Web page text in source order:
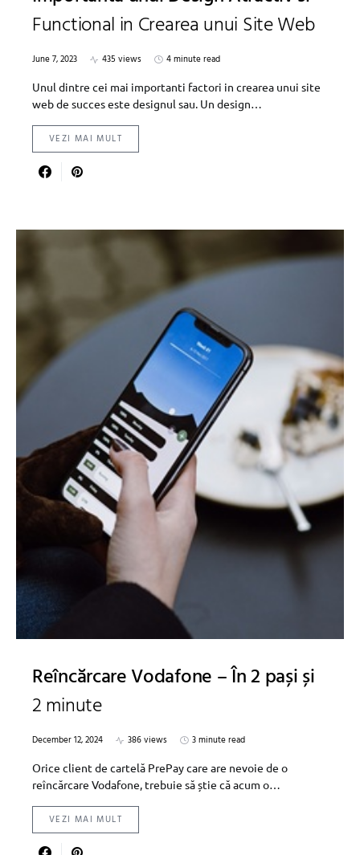
Functional in Crearea unui Site Web
June 7, 2023 435 views
4 minute read
Unul dintre cei mai importanti factori in crearea unui site
web de succes este designul sau. Un design…
VEZI MAI MULT
Reîncărcare Vodafone – În 2 pași și
2 minute
December 12, 2024 386 views
3 minute read
Orice client de cartelă PrePay care are nevoie de o
reîncărcare Vodafone, trebuie să știe că acum o…
VEZI MAI MULT